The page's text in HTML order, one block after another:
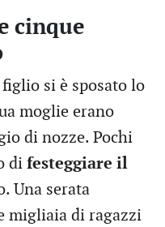
cinque
si è sposato lo
moglie erano
di nozze. Pochi
di festeggiare il
Una serata
migliaia di ragazzi